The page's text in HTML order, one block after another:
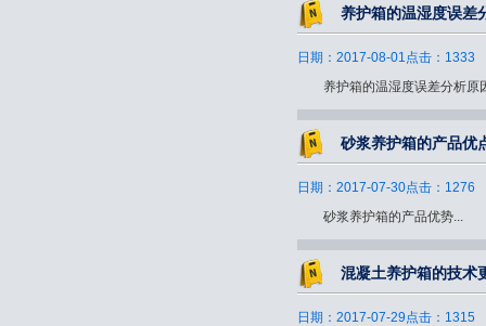
养护箱的温湿度误差
日期：2017-08-01点击：1333
养护箱的温湿度误差分析原
砂浆养护箱的产品优
日期：2017-07-30点击：1276
砂浆养护箱的产品优势...
混凝土养护箱的技术
日期：2017-07-29点击：1315